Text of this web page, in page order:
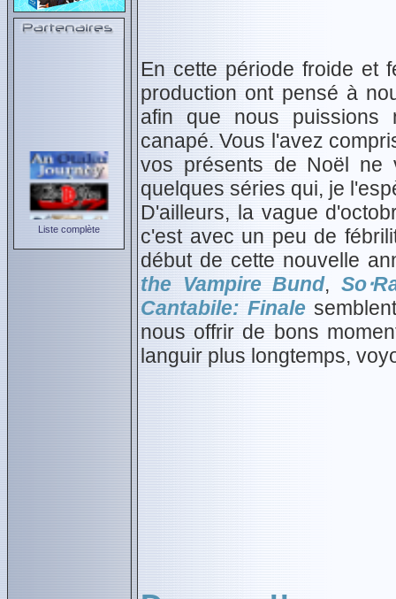
Liste complète
En cette période froide et
production ont pensé à
afin que nous puissions
canapé. Vous l'avez
vos présents de Noël ne
quelques séries qui, je
D'ailleurs, la vague
c'est avec un peu de
début de cette nouvelle
the Vampire Bund,
Cantabile: Finale
nous offrir de bons
languir plus longtemps,